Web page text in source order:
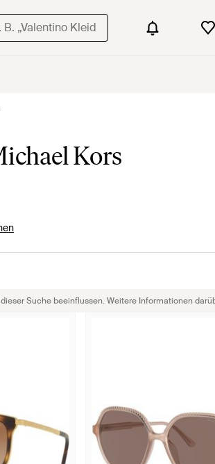
Kors
Suche beeinflussen. Weitere Informationen